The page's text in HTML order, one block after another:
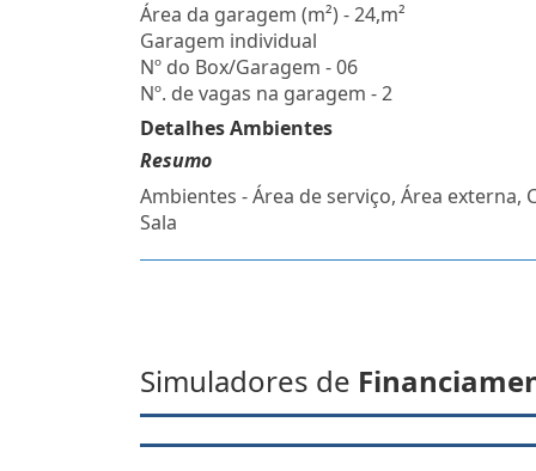
Área da garagem (m²) - 24,m²
Garagem individual
Nº do Box/Garagem - 06
Nº. de vagas na garagem - 2
Detalhes Ambientes
Resumo
Ambientes - Área de serviço, Área externa,
Sala
Simuladores de